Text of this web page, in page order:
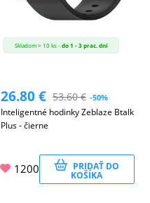
Skladom > 10 ks -do 1 - 3 prac. dní
26.80€ 53.60€ -50%
Inteligentné hodinky Zeblaze Btalk
Plus - čierne
1200 PRIDAŤ DO
KOŠÍKA